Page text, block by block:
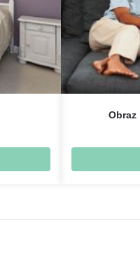
Obraz